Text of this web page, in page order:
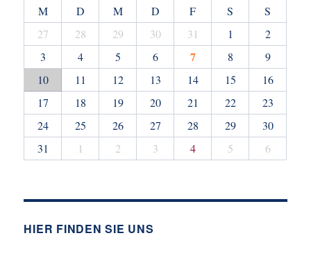
M D M D F S
S
27
28 29 30 31 1
2
3
4 5 6 7 8
9
10
11 12 13 14 15
16
17
18 19 20 21 22
23
24
25 26 27 28 29
30
31
1 2 3 4 5 6
HIER FINDEN SIE UNS